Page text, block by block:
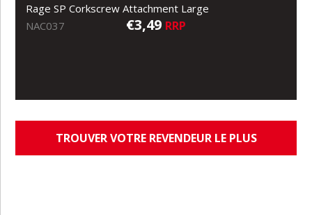
Rage SP Corkscrew Attachment Large
NAC037
€3,49 RRP
TROUVER VOTRE REVENDEUR LE PLUS